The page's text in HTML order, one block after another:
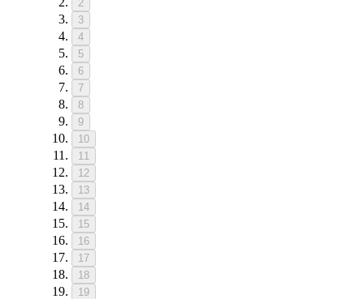
2
3
4
5
6
7
8
9
10
11
12
13
14
15
16
17
18
19